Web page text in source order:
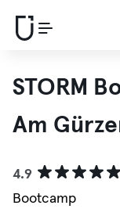
STORM
Am
4.9
Bootcamp